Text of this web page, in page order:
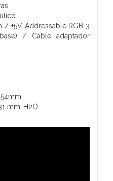
/ +5V Addressable RGB 3
/ Cable adaptador
mm-H2O